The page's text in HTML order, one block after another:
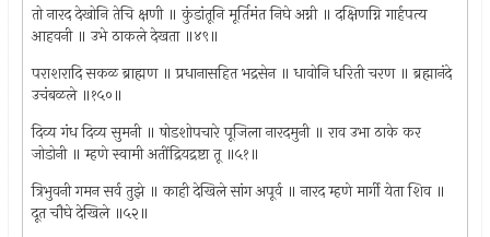
तो नारद देखोनि तेचि क्षणी ॥ कुंडांतूनि मूर्तिमंत निघे अग्नी ॥ दक्षिणग्नि गार्हपत्य
आहवनी ॥ उभे ठाकले देखता ॥४९॥
पराशरादि सकळ ब्राह्मण ॥ प्रधानासहित भद्रसेन ॥ धावोनि धरिती चरण ॥ ब्रह्मानंदे
उचंबळले ॥१५०॥
दिव्य गंध दिव्य सुमनी ॥ षोडशोपचारे पूजिला नारदमुनी ॥ राव उभा ठाके कर
जोडोनी ॥ म्हणे स्वामी अतींद्रियद्रष्टा तू ॥५१॥
त्रिभुवनी गमन सर्व तुझे ॥ काही देखिले सांग अपूर्व ॥ नारद म्हणे मार्गी येता शिव ॥
दूत चौघे देखिले ॥५२॥